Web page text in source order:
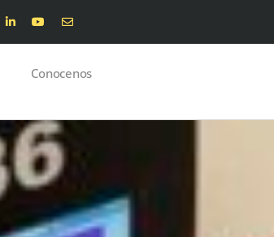
Conocenos